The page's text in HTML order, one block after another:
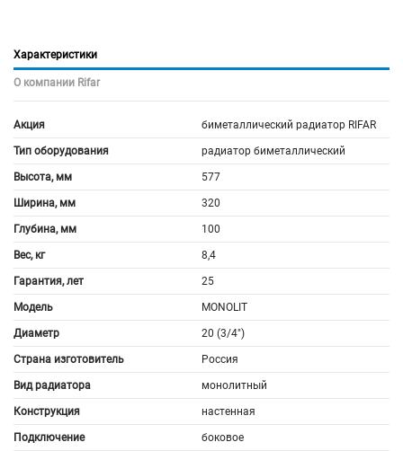
Характеристики
О компании Rifar
Акция биметаллический радиатор RIFAR
Тип оборудования радиатор биметаллический
Высота, мм 577
Ширина, мм 320
Глубина, мм 100
Вес, кг 8,4
Гарантия, лет 25
Модель MONOLIT
Диаметр 20 (3/4")
Страна изготовитель Россия
Вид радиатора монолитный
Конструкция настенная
Подключение боковое